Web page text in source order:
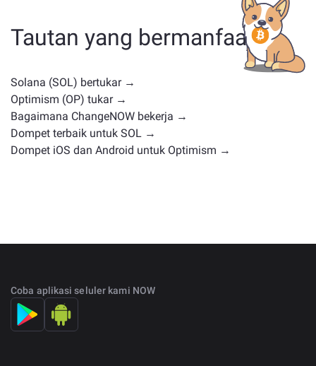
koin pemerintahan, atau jenis lainnya. Alternatif umum
termasuk cryptocurrency lain dengan kasus
penggunaan atau posisi pasar serupa. Periksa semua
pertukaran utama.
Tautan yang bermanfaat
Solana (SOL) bertukar →
Optimism (OP) tukar →
Bagaimana ChangeNOW bekerja →
Dompet terbaik untuk SOL →
Dompet iOS dan Android untuk Optimism →
Coba aplikasi seluler kami NOW